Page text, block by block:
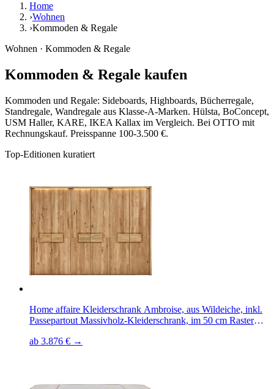
Home
›Wohnen
›Kommoden & Regale
Wohnen · Kommoden & Regale
Kommoden & Regale kaufen
Kommoden und Regale: Sideboards, Highboards, Bücherregale,
Standregale, Wandregale aus Klasse-A-Marken. Hülsta, BoConcept,
USM Haller, KARE, IKEA Kallax im Vergleich. Bei OTTO mit
Rechnungskauf. Preisspanne 100-3.500 €.
Top-Editionen kuratiert
Home affaire Kleiderschrank Ambroise, aus Wildeiche, inkl.
Passepartout Massivholz-Kleiderschrank, im 50 cm Raster
ab 3.876 € →